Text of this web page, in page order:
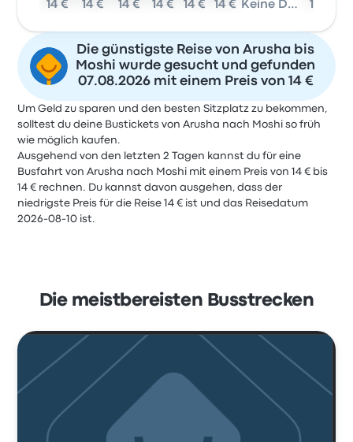
14 € 14 € 14 € 14 € 14 € 14 € Keine Daten 14 €
Die günstigste Reise von Arusha bis
Moshi wurde gesucht und gefunden
07.08.2026 mit einem Preis von 14 €
Um Geld zu sparen und den besten Sitzplatz zu bekommen,
solltest du deine Bustickets von Arusha nach Moshi so früh
wie möglich kaufen.
Ausgehend von den letzten 2 Tagen kannst du für eine
Busfahrt von Arusha nach Moshi mit einem Preis von 14 € bis
14 € rechnen. Du kannst davon ausgehen, dass der
niedrigste Preis für die Reise 14 € ist und das Reisedatum
2026-08-10 ist.
Die meistbereisten Busstrecken